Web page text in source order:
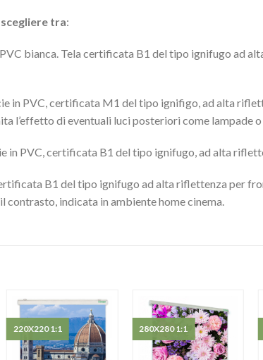
tra:
bianca. Tela certificata B1 del tipo ignifugo ad
in PVC, certificata M1 del tipo ignifigo, ad alta
l’effetto di eventuali luci posteriori come lampade
in PVC, certificata B1 del tipo ignifugo, ad alta
B1 del tipo ignifugo ad alta riflettenza per
contrasto, indicata in ambiente home cinema.
220X220 1:1 280X280 1:1